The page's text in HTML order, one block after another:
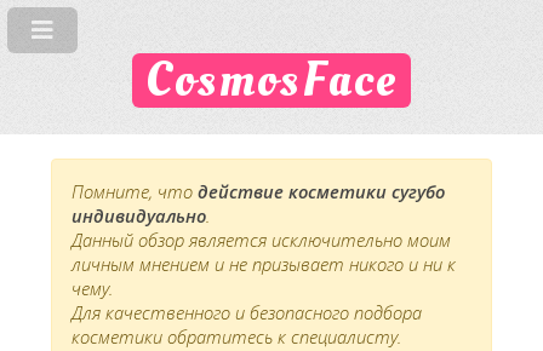
CosmosFace
Помните, что действие косметики сугубо
индивидуально.
Данный обзор является исключительно моим
личным мнением и не призывает никого и ни к
чему.
Для качественного и безопасного подбора
косметики обратитесь к специалисту.